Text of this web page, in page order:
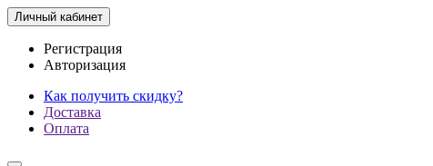
Личный кабинет
Регистрация
Авторизация
Как получить скидку?
Доставка
Оплата